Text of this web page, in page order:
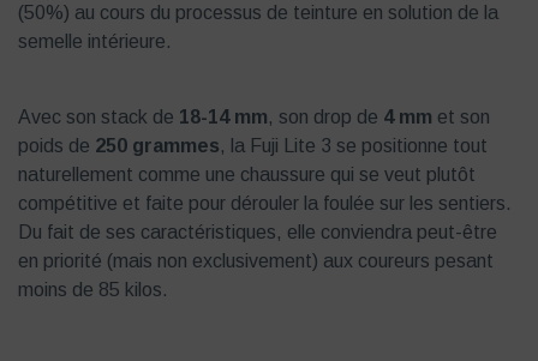
(50%) au cours du processus de teinture en solution de la
semelle intérieure.
Avec son stack de 18-14 mm, son drop de 4 mm et son
poids de 250 grammes, la Fuji Lite 3 se positionne tout
naturellement comme une chaussure qui se veut plutôt
compétitive et faite pour dérouler la foulée sur les sentiers.
Du fait de ses caractéristiques, elle conviendra peut-être
en priorité (mais non exclusivement) aux coureurs pesant
moins de 85 kilos.